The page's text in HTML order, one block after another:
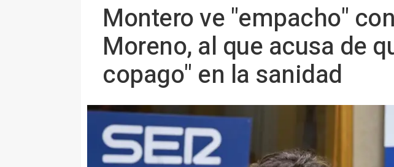
Montero ve "empacho"
Moreno, al que acusa de
copago" en la sanidad